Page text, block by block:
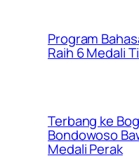
Program
Raih 6 Medali
Terbang ke
Bondowoso
Medali Perak